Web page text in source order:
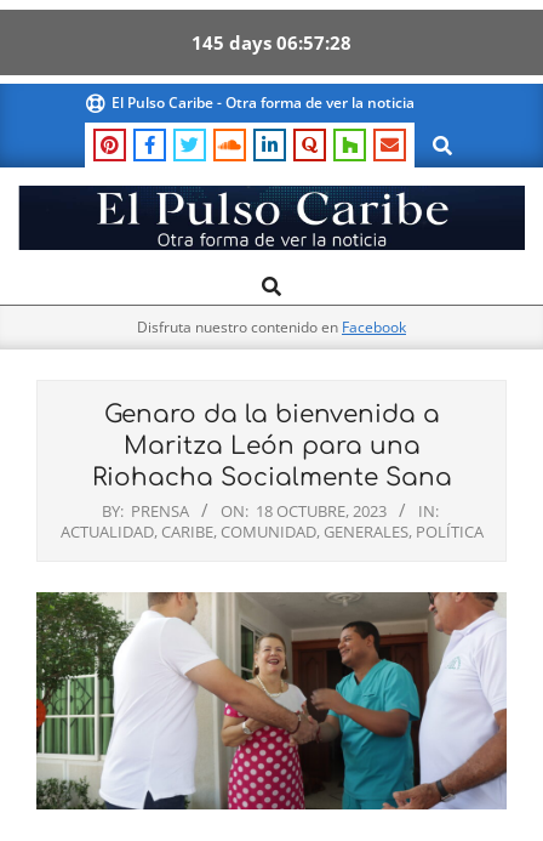
145 days 06 57 28
content
El Pulso Caribe - Otra forma de ver la noticia
Search
El
Pulso
Navigation
Search
Disfruta nuestro contenido en Facebook
Genaro da la bienvenida a
Maritza León para una
Riohacha Socialmente Sana
BY: PRENSA ON: 18 OCTUBRE, 2023
IN:
ACTUALIDAD, CARIBE, COMUNIDAD, GENERALES, POLÍTICA